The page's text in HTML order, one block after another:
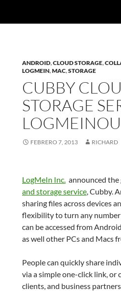
ANDROID,CLOUD STORAGE,
LOGMEIN,MAC,STORAGE
CUBBY
STORAGE
FEBRERO 7, 2013 RICHARD
LogMeIn Inc. announced
and storage service, Cubby.
sharing files across devices
flexibility to turn any number
can be accessed from
as well other PCs and Macs
People can quickly share
via a simple one-click link, or
clients, and business